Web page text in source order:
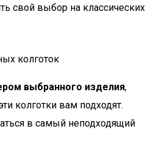
свой выбор на классических
колготок
выбранного изделия,
колготки вам подходят.
в самый неподходящий